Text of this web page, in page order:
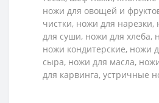
ножи для овощей и
чистки, ножи для
для суши, ножи для хлеба,
ножи кондитерские, ножи
сыра, ножи для масла,
для карвинга, устричные